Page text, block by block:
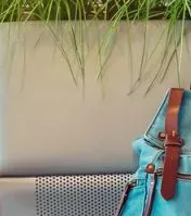
de companhias
por greve de
de passagem